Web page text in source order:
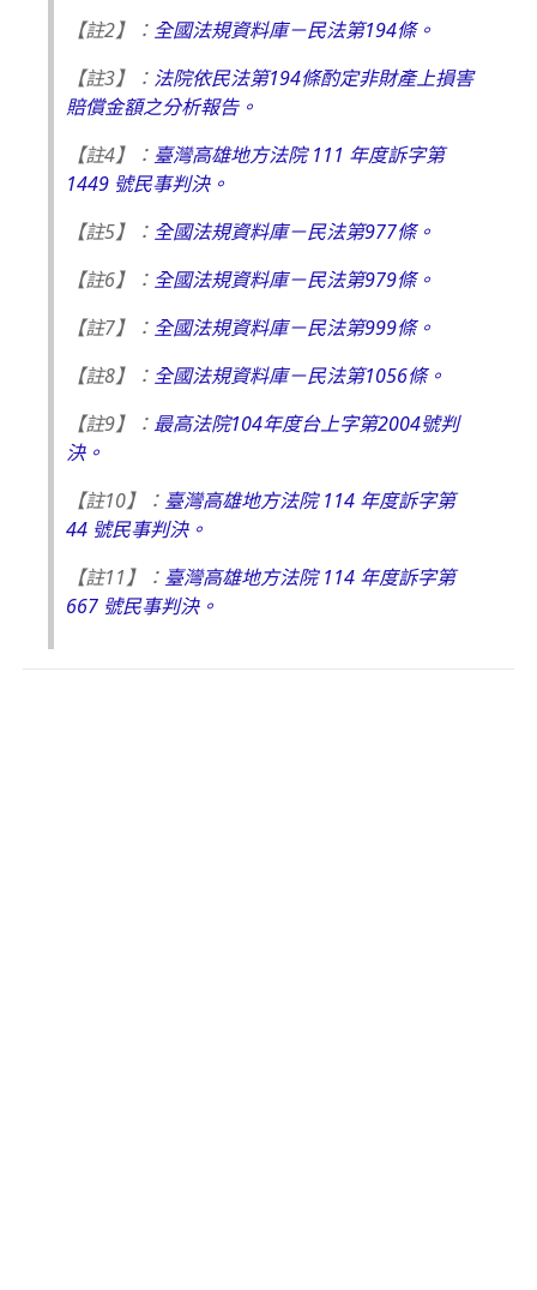
【註2】： 全國法規資料庫－民法第194條。
【註3】： 法院依民法第194條酌定非財產上損害
賠償金額之分析報告。
【註4】： 臺灣高雄地方法院 111 年度訴字第
1449 號民事判決。
【註5】： 全國法規資料庫－民法第977條。
【註6】： 全國法規資料庫－民法第979條。
【註7】： 全國法規資料庫－民法第999條。
【註8】： 全國法規資料庫－民法第1056條。
【註9】：最高法院104年度台上字第2004號判
決。
【註10】： 臺灣高雄地方法院 114 年度訴字第
44 號民事判決。
【註11】： 臺灣高雄地方法院 114 年度訴字第
667 號民事判決。